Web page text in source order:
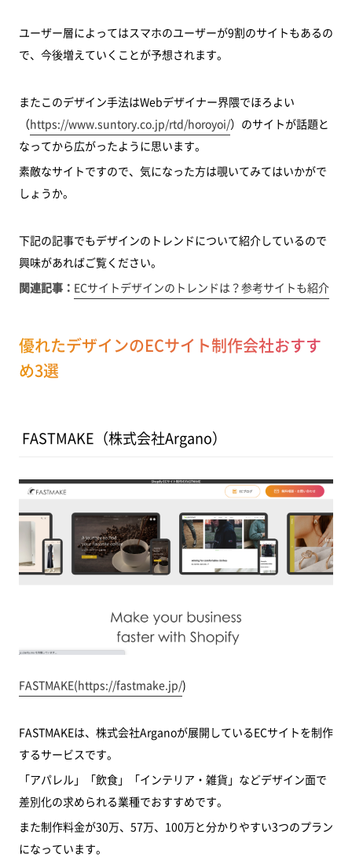
ユーザー層によってはスマホのユーザーが9割のサイトもあるの
で、今後増えていくことが予想されます。
またこのデザイン手法はWebデザイナー界隈でほろよい
（https://www.suntory.co.jp/rtd/horoyoi/）のサイトが話題と
なってから広がったように思います。
素敵なサイトですので、気になった方は覗いてみてはいかがで
しょうか。
下記の記事でもデザインのトレンドについて紹介しているので
興味があればご覧ください。
関連記事： ECサイトデザインのトレンドは？参考サイトも紹介
優れたデザインのECサイト制作会社おすす
め3選
FASTMAKE（株式会社Argano）
FASTMAKE(https://fastmake.jp/)
FASTMAKEは、株式会社Arganoが展開しているECサイトを制作
するサービスです。
「アパレル」「飲食」「インテリア・雑貨」などデザイン面で
差別化の求められる業種でおすすめです。
また制作料金が30万、57万、100万と分かりやすい3つのプラン
になっています。